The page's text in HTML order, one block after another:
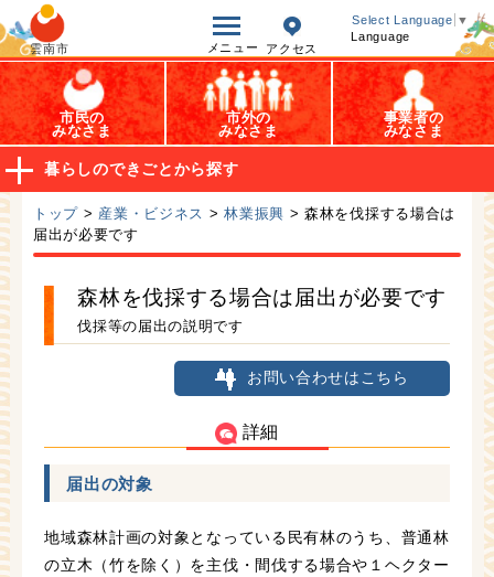
雲南市 メニュー アクセス
Select Language ▼
Language
オープンデータ
市民の
みなさま
市外の
みなさま
事業者の
みなさま
暮らしのできごとから探す
トップ > 産業・ビジネス >林業振興 > 森林を伐採する場合は
届出が必要です
森林を伐採する場合は届出が必要です
伐採等の届出の説明です
お問い合わせはこちら
詳細
届出の対象
地域森林計画の対象となっている民有林のうち、普通林
の立木（竹を除く）を主伐・間伐する場合や１ヘクター